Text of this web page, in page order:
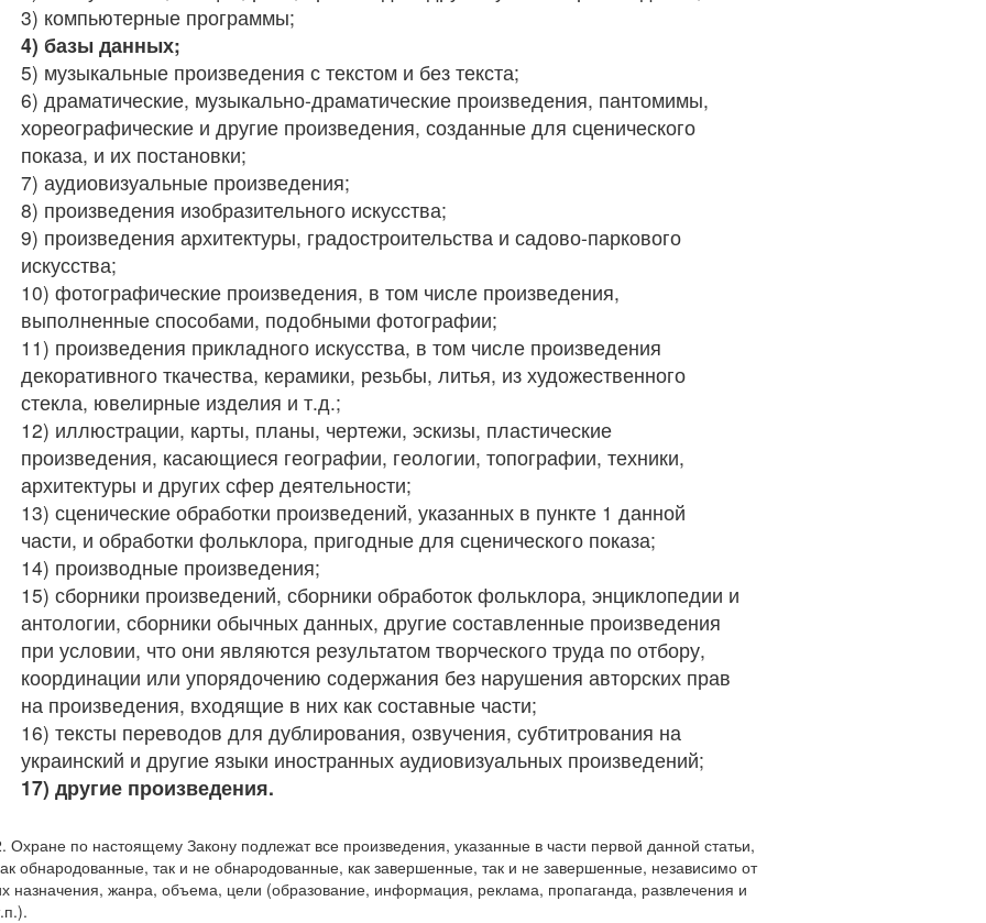
3) компьютерные программы;
4) базы данных;
5) музыкальные произведения с текстом и без текста;
6) драматические, музыкально-драматические произведения, пантомимы,
хореографические и другие произведения, созданные для сценического
показа, и их постановки;
7) аудиовизуальные произведения;
8) произведения изобразительного искусства;
9) произведения архитектуры, градостроительства и садово-паркового
искусства;
10) фотографические произведения, в том числе произведения,
выполненные способами, подобными фотографии;
11) произведения прикладного искусства, в том числе произведения
декоративного ткачества, керамики, резьбы, литья, из художественного
стекла, ювелирные изделия и т.д.;
12) иллюстрации, карты, планы, чертежи, эскизы, пластические
произведения, касающиеся географии, геологии, топографии, техники,
архитектуры и других сфер деятельности;
13) сценические обработки произведений, указанных в пункте 1 данной
части, и обработки фольклора, пригодные для сценического показа;
14) производные произведения;
15) сборники произведений, сборники обработок фольклора, энциклопедии и
антологии, сборники обычных данных, другие составленные произведения
при условии, что они являются результатом творческого труда по отбору,
координации или упорядочению содержания без нарушения авторских прав
на произведения, входящие в них как составные части;
16) тексты переводов для дублирования, озвучения, субтитрования на
украинский и другие языки иностранных аудиовизуальных произведений;
17) другие произведения.
Охране по настоящему Закону подлежат все произведения, указанные в части первой данной статьи,
обнародованные, так и не обнародованные, как завершенные, так и не завершенные, независимо от
назначения, жанра, объема, цели (образование, информация, реклама, пропаганда, развлечения и